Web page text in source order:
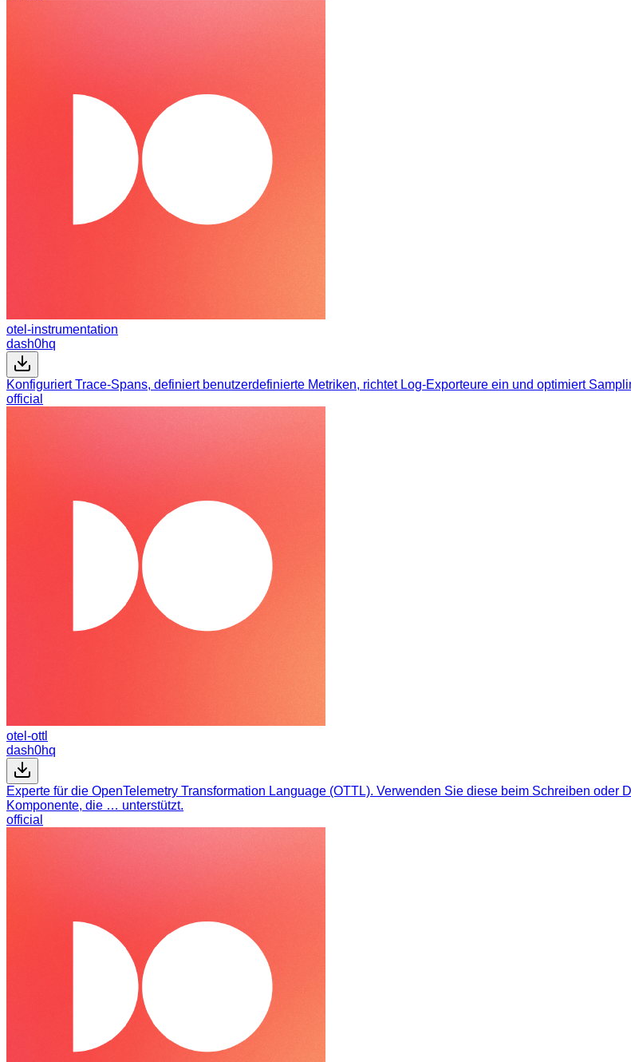
otel-instrumentation
dash0hq
Konfiguriert Trace-Spans, definiert benutzerdefinierte Metriken, richtet Log-Exporteure ein und optimiert
official
otel-ottl
dash0hq
Experte für die OpenTelemetry Transformation Language (OTTL). Verwenden Sie diese beim Schreiben
Komponente, die … unterstützt.
official